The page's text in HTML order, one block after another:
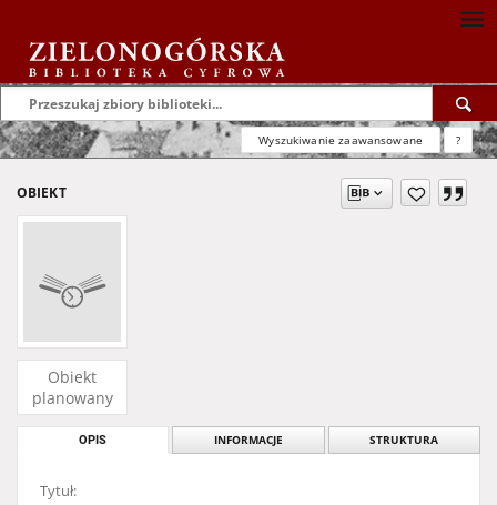
Wyszukiwanie zaawansowane ?
OBIEKT
Obiekt
planowany
OPIS INFORMACJE STRUKTURA
Tytuł: